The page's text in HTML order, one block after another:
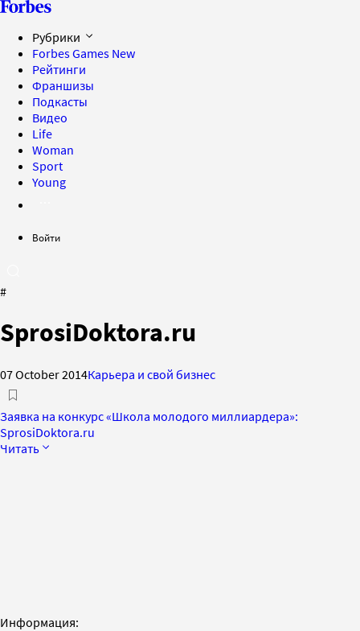
Рубрики
Forbes Games New
Рейтинги
Франшизы
Подкасты
Видео
Life
Woman
Sport
Young
Войти
#
SprosiDoktora.ru
07 October 2014Карьера и свой бизнес
Заявка на конкурс «Школа молодого миллиардера»:
SprosiDoktora.ru
Читать
Информация: